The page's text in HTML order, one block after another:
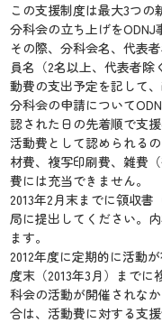
この支援制度は最大3つの
分科会の立ち上げをODNJ
その際、分科会名、代表
員名（2名以上、代表者
動費の支出予定を記して
分科会の申請について
認された日の先着順で支援
活動費として認められる
材費、複写印刷費、雑費
費には充当できません。
2013年2月末までに領収書
局に提出してください。
ます。
2012年度に定期的に活動
度末（2013年3月）まで
科会の活動が開催されな
合は、活動費に対する支